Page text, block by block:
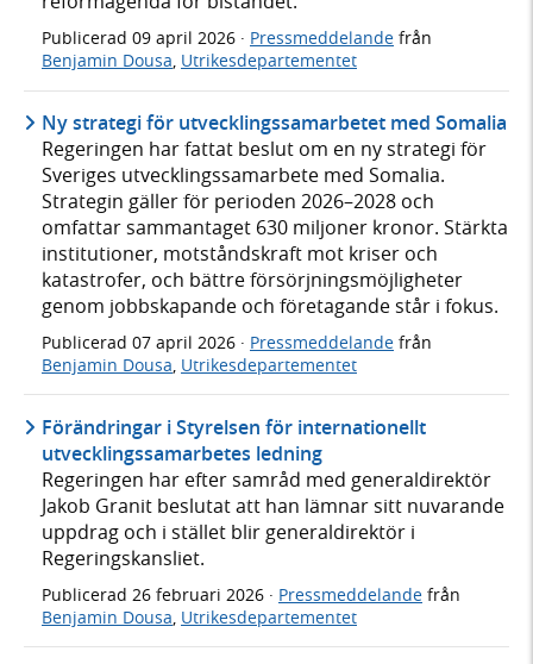
Publicerad 09 april 2026 · Pressmeddelande från
Benjamin Dousa, Utrikesdepartementet
Ny strategi för utvecklingssamarbetet med Somalia
Regeringen har fattat beslut om en ny strategi för
Sveriges utvecklingssamarbete med Somalia.
Strategin gäller för perioden 2026–2028 och
omfattar sammantaget 630 miljoner kronor. Stärkta
institutioner, motståndskraft mot kriser och
katastrofer, och bättre försörjningsmöjligheter
genom jobbskapande och företagande står i fokus.
Publicerad 07 april 2026 · Pressmeddelande från
Benjamin Dousa, Utrikesdepartementet
Förändringar i Styrelsen för internationellt
utvecklingssamarbetes ledning
Regeringen har efter samråd med generaldirektör
Jakob Granit beslutat att han lämnar sitt nuvarande
uppdrag och i stället blir generaldirektör i
Regeringskansliet.
Publicerad 26 februari 2026 · Pressmeddelande från
Benjamin Dousa Utrikesdepartementet